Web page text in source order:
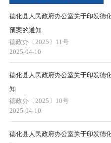
德化县人民政府办公室关于印发德
预案的通知
德政办〔2025〕11号
2025-04-10
德化县人民政府办公室关于印发德
知
德政办〔2025〕10号
2025-04-10
德化县人民政府办公室关于印发德